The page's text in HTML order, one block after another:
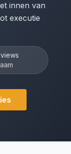
innen van
executie